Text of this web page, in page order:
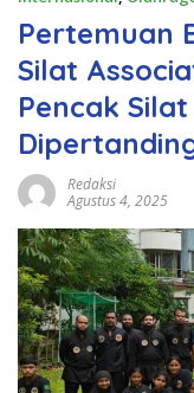
Pertemuan
Silat
Pencak
Redaksi
Agustus 4, 2025